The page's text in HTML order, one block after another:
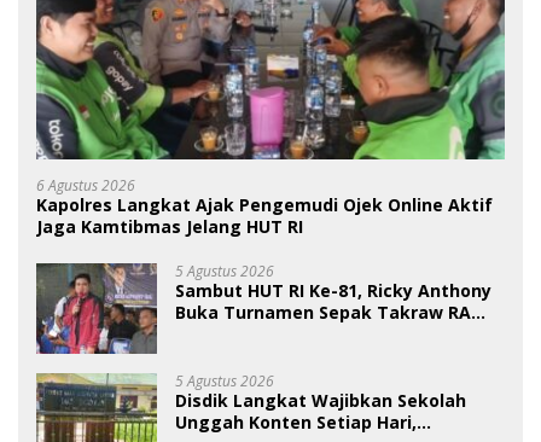
6 Agustus 2026
Kapolres Langkat Ajak Pengemudi Ojek Online Aktif
Jaga Kamtibmas Jelang HUT RI
5 Agustus 2026
Sambut HUT RI Ke-81, Ricky Anthony
Buka Turnamen Sepak Takraw RA
5 Agustus 2026
Disdik Langkat Wajibkan Sekolah
Unggah Konten Setiap Hari,